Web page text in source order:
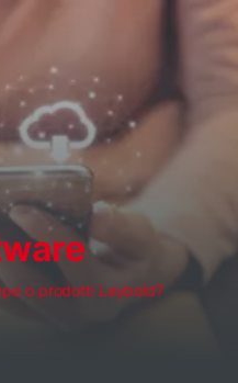
o prodotti Leybold?